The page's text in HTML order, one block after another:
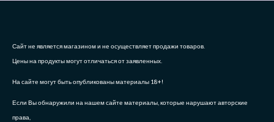
Сайт не является магазином и не осуществляет продажи товаров.
Цены на продукты могут отличаться от заявленных.
На сайте могут быть опубликованы материалы 18+!
Если Вы обнаружили на нашем сайте материалы, которые нарушают авторские
права,